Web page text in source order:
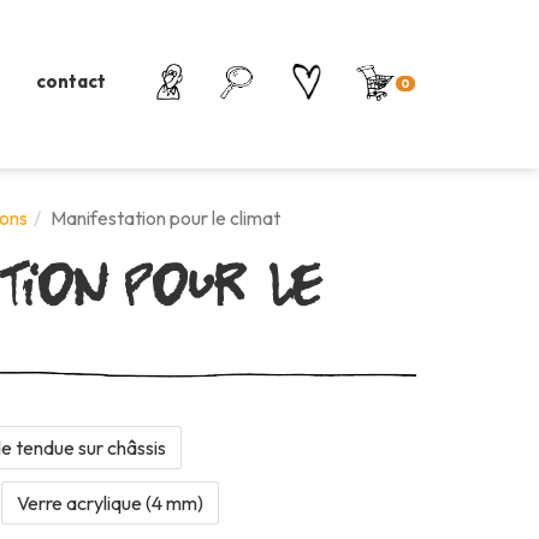
0
contact
Manifestation pour le climat
pour le